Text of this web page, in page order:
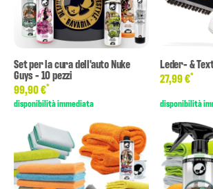
Set per la cura dell'auto Nuke
Guys - 10 pezzi
99,90 €*
disponibilità immediata
Leder- &
27,99 €*
disponibilità